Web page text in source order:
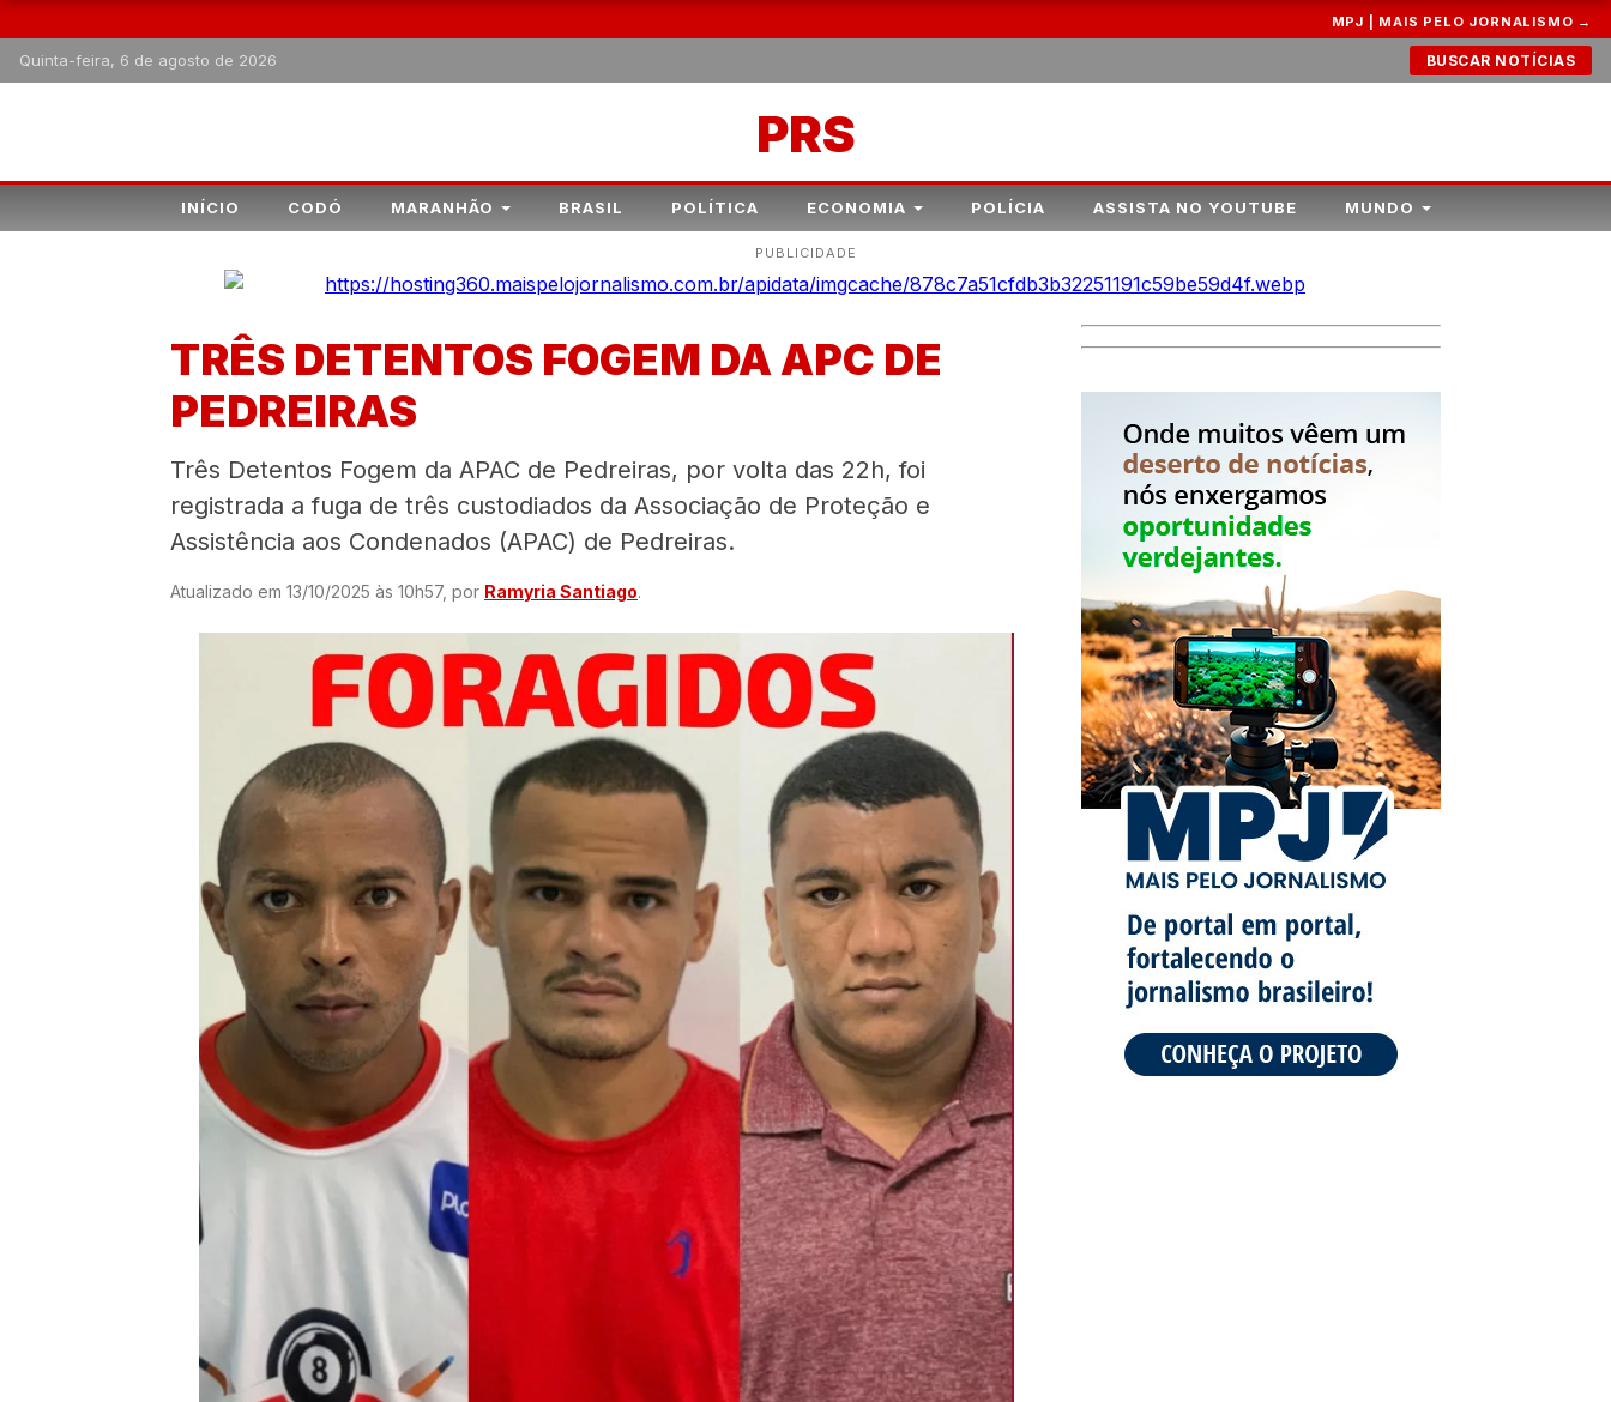
MPJ | MAIS PELO JORNALISMO →
Quinta-feira, 6 de agosto de 2026 BUSCAR NOTÍCIAS
PRS
INÍCIO CODÓ MARANHÃO BRASIL POLÍTICA ECONOMIA POLÍCIA ASSISTA NO YOUTUBE MUNDO
PUBLICIDADE
TRÊS DETENTOS FOGEM DA APC DE
PEDREIRAS
Três Detentos Fogem da APAC de Pedreiras, por volta das 22h, foi
registrada a fuga de três custodiados da Associação de Proteção e
Assistência aos Condenados (APAC) de Pedreiras.
Atualizado em 13/10/2025 às 10h57, por Ramyria Santiago.